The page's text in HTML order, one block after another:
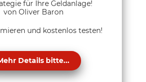
für Ihre Geldanlage!
von Oliver Baron
und kostenlos testen!
Details bitte...